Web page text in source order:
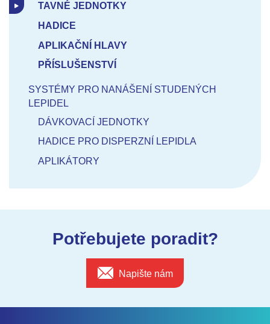
TAVNÉ JEDNOTKY
HADICE
APLIKAČNÍ HLAVY
PŘÍSLUŠENSTVÍ
SYSTÉMY PRO NANÁŠENÍ STUDENÝCH
LEPIDEL
DÁVKOVACÍ JEDNOTKY
HADICE PRO DISPERZNÍ LEPIDLA
APLIKÁTORY
Potřebujete poradit?
Napište nám